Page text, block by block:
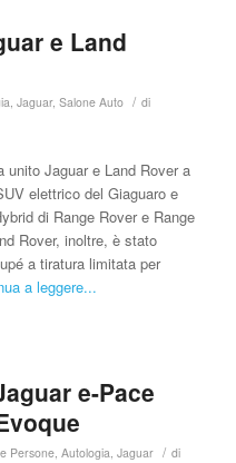
e Land
, Jaguar, Salone Auto / di
unito Jaguar e Land Rover a
elettrico del Giaguaro e
di Range Rover e Range
Rover, inoltre, è stato
a tiratura limitata per
a leggere...
e-Pace
Persone, Autologia, Jaguar / di